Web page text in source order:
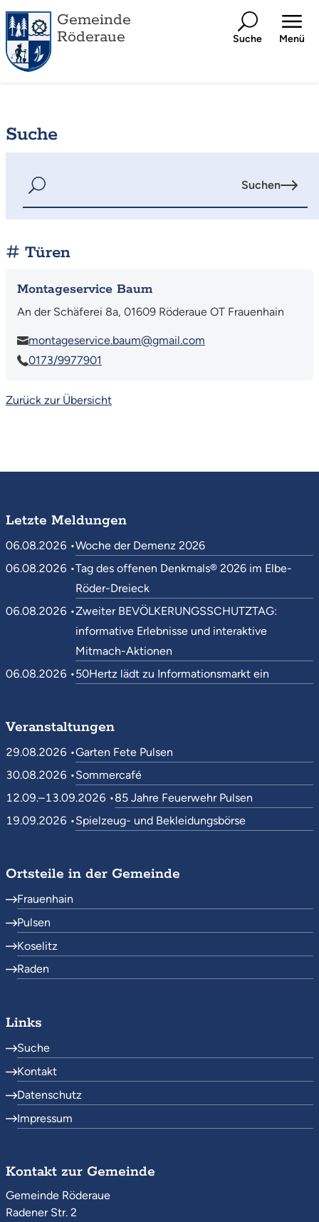
Gemeinde
Röderaue
Suche Menü
Suche
Suchen
Türen
Montageservice Baum
An der Schäferei 8a, 01609 Röderaue OT Frauenhain
montageservice.baum@gmail.com
0173/9977901
Zurück zur Übersicht
Letzte Meldungen
06.08.2026 •Woche der Demenz 2026
06.08.2026 •Tag des offenen Denkmals® 2026 im Elbe-
Röder-Dreieck
06.08.2026 •Zweiter BEVÖLKERUNGSSCHUTZTAG:
informative Erlebnisse und interaktive
Mitmach-Aktionen
06.08.2026 •50Hertz lädt zu Informationsmarkt ein
Veranstaltungen
29.08.2026 •Garten Fete Pulsen
30.08.2026 •Sommercafé
12.09.–13.09.2026 •85 Jahre Feuerwehr Pulsen
19.09.2026 •Spielzeug- und Bekleidungsbörse
Ortsteile in der Gemeinde
Frauenhain
Pulsen
Koselitz
Raden
Links
Suche
Kontakt
Datenschutz
Impressum
Kontakt zur Gemeinde
Gemeinde Röderaue
Radener Str. 2